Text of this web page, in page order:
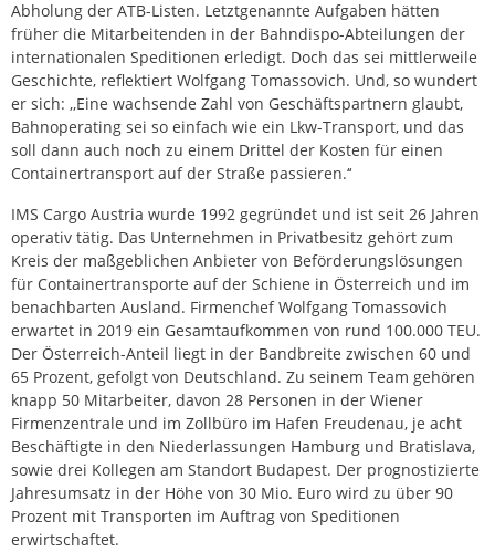
Abholung der ATB-Listen. Letztgenannte Aufgaben hätten
früher die Mitarbeitenden in der Bahndispo-Abteilungen der
internationalen Speditionen erledigt. Doch das sei mittlerweile
Geschichte, reflektiert Wolfgang Tomassovich. Und, so wundert
er sich: ,,Eine wachsende Zahl von Geschäftspartnern glaubt,
Bahnoperating sei so einfach wie ein Lkw-Transport, und das
soll dann auch noch zu einem Drittel der Kosten für einen
Containertransport auf der Straße passieren.‘‘
IMS Cargo Austria wurde 1992 gegründet und ist seit 26 Jahren
operativ tätig. Das Unternehmen in Privatbesitz gehört zum
Kreis der maßgeblichen Anbieter von Beförderungslösungen
für Containertransporte auf der Schiene in Österreich und im
benachbarten Ausland. Firmenchef Wolfgang Tomassovich
erwartet in 2019 ein Gesamtaufkommen von rund 100.000 TEU.
Der Österreich-Anteil liegt in der Bandbreite zwischen 60 und
65 Prozent, gefolgt von Deutschland. Zu seinem Team gehören
knapp 50 Mitarbeiter, davon 28 Personen in der Wiener
Firmenzentrale und im Zollbüro im Hafen Freudenau, je acht
Beschäftigte in den Niederlassungen Hamburg und Bratislava,
sowie drei Kollegen am Standort Budapest. Der prognostizierte
Jahresumsatz in der Höhe von 30 Mio. Euro wird zu über 90
Prozent mit Transporten im Auftrag von Speditionen
erwirtschaftet.